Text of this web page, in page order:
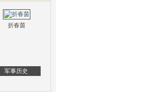
军事历史
折春茵